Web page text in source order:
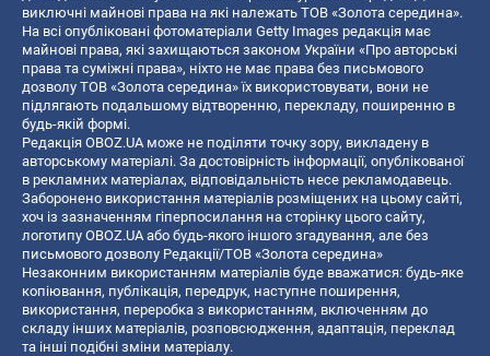
виключні майнові права на які належать ТОВ «Золота середина».
На всі опубліковані фотоматеріали Getty Images редакція має
майнові права, які захищаються законом України «Про авторські
права та суміжні права», ніхто не має права без письмового
дозволу ТОВ «Золота середина» їх використовувати, вони не
підлягають подальшому відтворенню, перекладу, поширенню в
будь-якій формі.
Редакція OBOZ.UA може не поділяти точку зору, викладену в
авторському матеріалі. За достовірність інформації, опублікованої
в рекламних матеріалах, відповідальність несе рекламодавець.
Заборонено використання матеріалів розміщених на цьому сайті,
хоч із зазначенням гіперпосилання на сторінку цього сайту,
логотипу OBOZ.UA або будь-якого іншого згадування, але без
письмового дозволу Редакції/ТОВ «Золота середина»
Незаконним використанням матеріалів буде вважатися: будь-яке
копiювання, публiкацiя, передрук, наступне поширення,
використання, переробка з використанням, включенням до
складу інших матеріалів, розповсюдження, адаптація, переклад
та інші подібні зміни матеріалу.